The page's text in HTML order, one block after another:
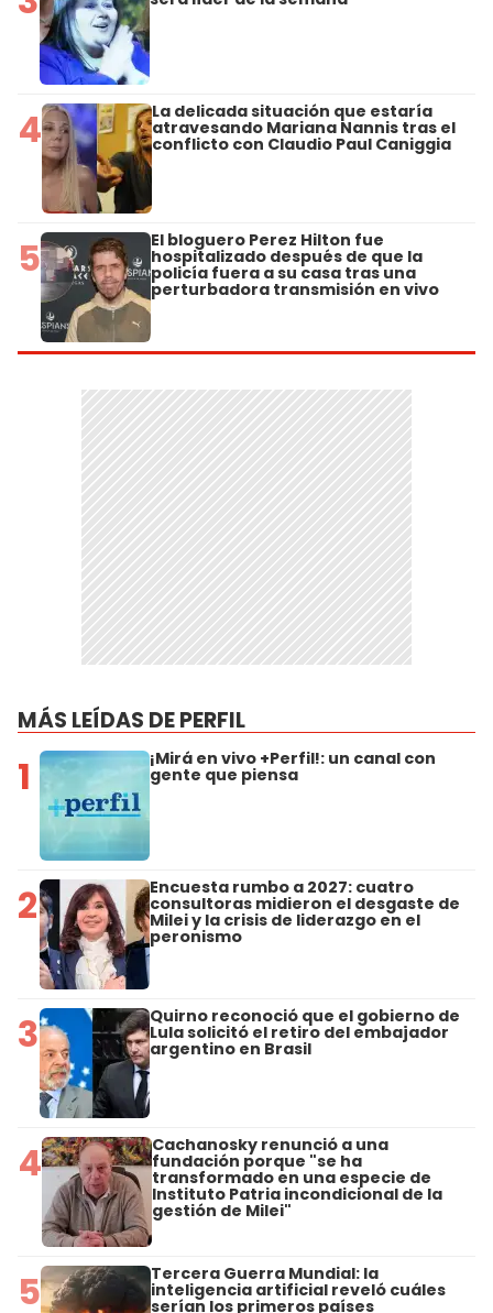
4 La delicada situación que estaría
atravesando Mariana Nannis tras el
conflicto con Claudio Paul Caniggia
5 El bloguero Perez Hilton fue
hospitalizado después de que la
policía fuera a su casa tras una
perturbadora transmisión en vivo
MÁS LEÍDAS DE PERFIL
1 ¡Mirá en vivo +Perfil!: un canal con
gente que piensa
2 Encuesta rumbo a 2027: cuatro
consultoras midieron el desgaste de
Milei y la crisis de liderazgo en el
peronismo
3 Quirno reconoció que el gobierno de
Lula solicitó el retiro del embajador
argentino en Brasil
4 Cachanosky renunció a una
fundación porque "se ha
transformado en una especie de
Instituto Patria incondicional de la
gestión de Milei"
5 Tercera Guerra Mundial: la
inteligencia artificial reveló cuáles
serían los primeros países